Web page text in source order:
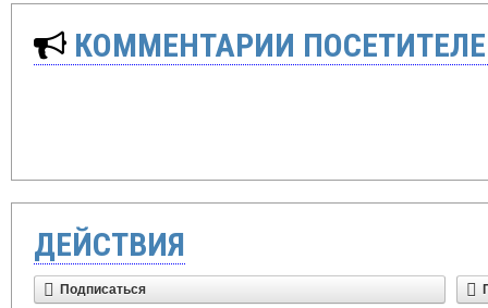
КОММЕНТАРИИ
ДЕЙСТВИЯ
Подписаться